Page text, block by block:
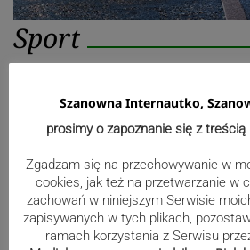
Sport
Mistrzowie świata z
ZDJĘCIA
Bracia Szejowie
punkty. Liderzy
Szanowna Internautko,
prosimy o zapoznanie się z treścią
Zgadzam się na przechowywanie w
cookies, jak też na przetwarzanie w
zachowań w niniejszym Serwisie
zapisywanych w tych plikach,
ramach korzystania z Serwisu